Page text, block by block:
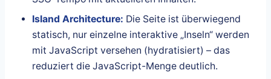
Island Architecture: Die Seite ist überwiegend
statisch, nur einzelne interaktive „Inseln“ werden
mit JavaScript versehen (hydratisiert) – das
reduziert die JavaScript-Menge deutlich.